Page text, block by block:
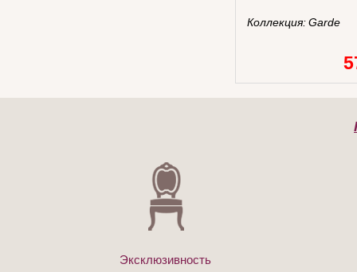
Коллекция:Garde
Эксклюзивность